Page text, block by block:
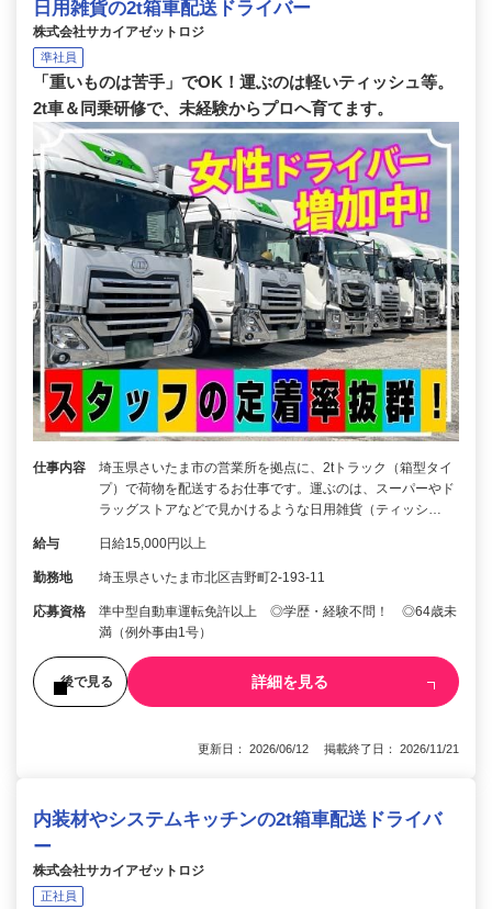
日用雑貨の2t箱車配送ドライバー
株式会社サカイアゼットロジ
準社員
「重いものは苦手」でOK！運ぶのは軽いティッシュ等。
2t車＆同乗研修で、未経験からプロへ育てます。
仕事内容
埼玉県さいたま市の営業所を拠点に、2tトラック（箱型タイ
プ）で荷物を配送するお仕事です。運ぶのは、スーパーやド
ラッグストアなどで見かけるような日用雑貨（ティッシ…
給与 日給15,000円以上
勤務地 埼玉県さいたま市北区吉野町2-193-11
応募資格
準中型自動車運転免許以上 ◎学歴・経験不問！ ◎64歳未
満（例外事由1号）
後で見る 詳細を見る
更新日： 2026/06/12 掲載終了日： 2026/11/21
内装材やシステムキッチンの2t箱車配送ドライバ
ー
株式会社サカイアゼットロジ
正社員